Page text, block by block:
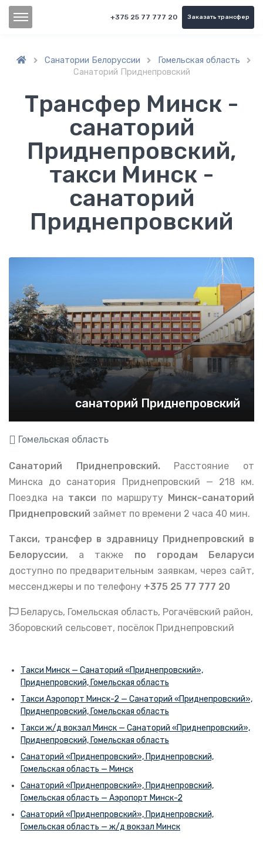
+375 25 77 777 20 Заказать трансфер
 Санатории Белоруссии  Гомельская область 
Санаторий Приднепровский
Трансфер Минск -
санаторий
Приднепровский,
такси Минск -
санаторий
Приднепровский
санаторий Приднепровский
Гомельская область
Санаторий Приднепровский. Расстояние от
Минска до санатория Приднепровский — 218 км.
Поездка на такси по маршруту Минск-санаторий
Приднепровский займет по времени 2 часа 40 мин.
Такси, трансфер в здравницу Приднепровский в
Белоруссии, а также по городам Беларуси
доступно по предварительным заявкам, через сайт,
мессенджеры и по телефону +375 25 77 777 20
Беларусь, Гомельская область, Рогачёвский район,
Зборовский сельсовет, посёлок Приднепровский
Такси Минск — Санаторий «Приднепровский»,
Приднепровский, Гомельская область
Такси Аэропорт Минск-2 — Санаторий «Приднепровский»,
Приднепровский, Гомельская область
Такси ж/д вокзал Минск — Санаторий «Приднепровский»,
Приднепровский, Гомельская область
Санаторий «Приднепровский», Приднепровский,
Гомельская область — Минск
Санаторий «Приднепровский», Приднепровский,
Гомельская область — Аэропорт Минск-2
Санаторий «Приднепровский», Приднепровский,
Гомельская область — ж/д вокзал Минск